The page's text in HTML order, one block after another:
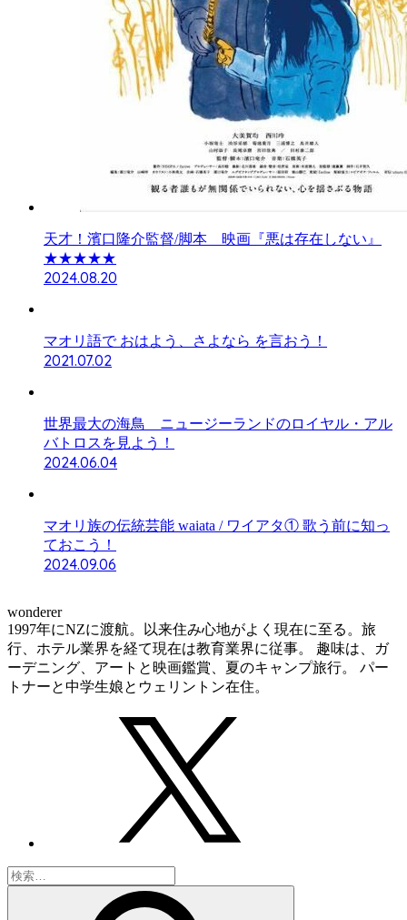
天才！濱口隆介監督/脚本 映画『悪は存在しない』
★★★★★
2024.08.20
マオリ語で おはよう、さよなら を言おう！
2021.07.02
世界最大の海鳥 ニュージーランドのロイヤル・アル
バトロスを見よう！
2024.06.04
マオリ族の伝統芸能 waiata / ワイアタ① 歌う前に知っ
ておこう！
2024.09.06
wonderer
1997年にNZに渡航。以来住み心地がよく現在に至る。旅
行、ホテル業界を経て現在は教育業界に従事。 趣味は、ガ
ーデニング、アートと映画鑑賞、夏のキャンプ旅行。 パー
トナーと中学生娘とウェリントン在住。
検
索: